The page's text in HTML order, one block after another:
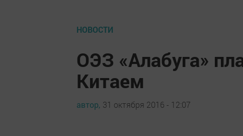
НОВОСТИ
ОЭЗ «Алабуга»
Китаем
автор, 31 октября 2016 - 12:07